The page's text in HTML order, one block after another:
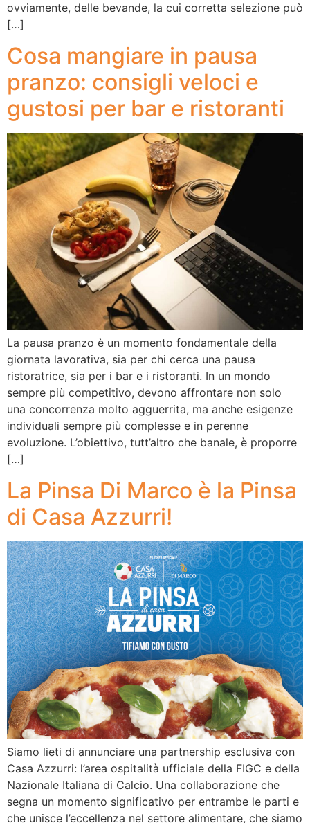
ovviamente, delle bevande, la cui corretta selezione può
[…]
Cosa mangiare in pausa
pranzo: consigli veloci e
gustosi per bar e ristoranti
La pausa pranzo è un momento fondamentale della
giornata lavorativa, sia per chi cerca una pausa
ristoratrice, sia per i bar e i ristoranti. In un mondo
sempre più competitivo, devono affrontare non solo
una concorrenza molto agguerrita, ma anche esigenze
individuali sempre più complesse e in perenne
evoluzione. L’obiettivo, tutt’altro che banale, è proporre
[…]
La Pinsa Di Marco è la Pinsa
di Casa Azzurri!
Siamo lieti di annunciare una partnership esclusiva con
Casa Azzurri: l’area ospitalità ufficiale della FIGC e della
Nazionale Italiana di Calcio. Una collaborazione che
segna un momento significativo per entrambe le parti e
che unisce l’eccellenza nel settore alimentare, che siamo